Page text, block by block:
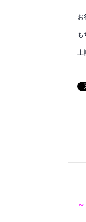
お
も
上